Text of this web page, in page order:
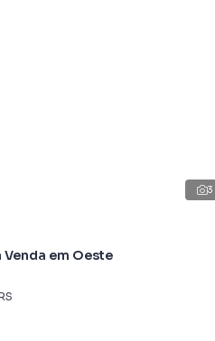
tem mais opções de
e barracões para venda ou
na planta em Quatro Colônias
para encontrar o imóvel
imóvel de forma totalmente
comprar ou alugar um imóvel
fazer tudo online, direto do
simplificar a relação de
imóvel! É fácil, rápido e gratuito!
do Brasil, incluindo
3
Venda em Oeste